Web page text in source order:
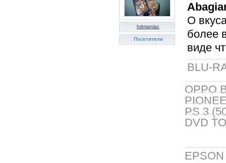
hdmaniac
Посетители
О
более
виде
BLU-
OPPO
PS 3
DVD